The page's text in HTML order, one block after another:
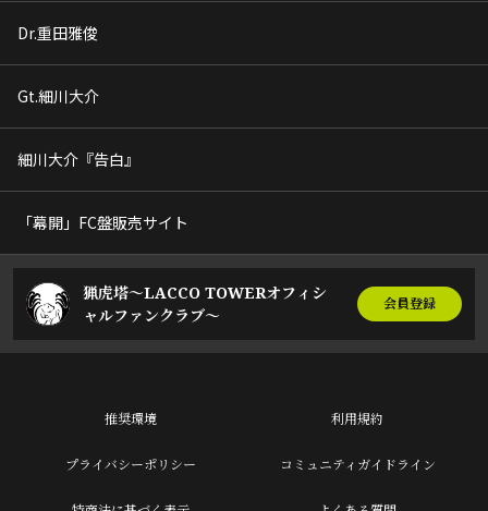
Dr.重田雅俊
Gt.細川大介
細川大介『告白』
「幕開」FC盤販売サイト
猟虎塔～LACCO TOWERオフィシ
ャルファンクラブ～
会員登録
推奨環境 利用規約
プライバシーポリシー コミュニティガイドライン